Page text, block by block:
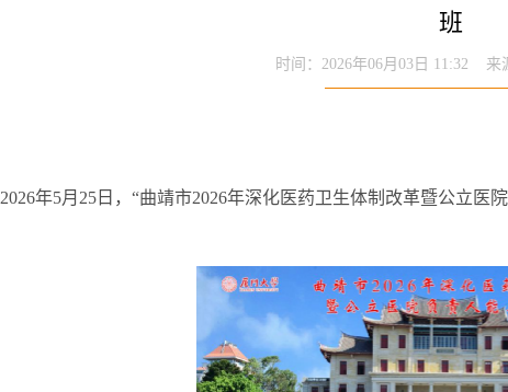
班
时间：2026年06月03日 11:32
2026年5月25日，“曲靖市2026年深化医药卫生体制改革暨公立医